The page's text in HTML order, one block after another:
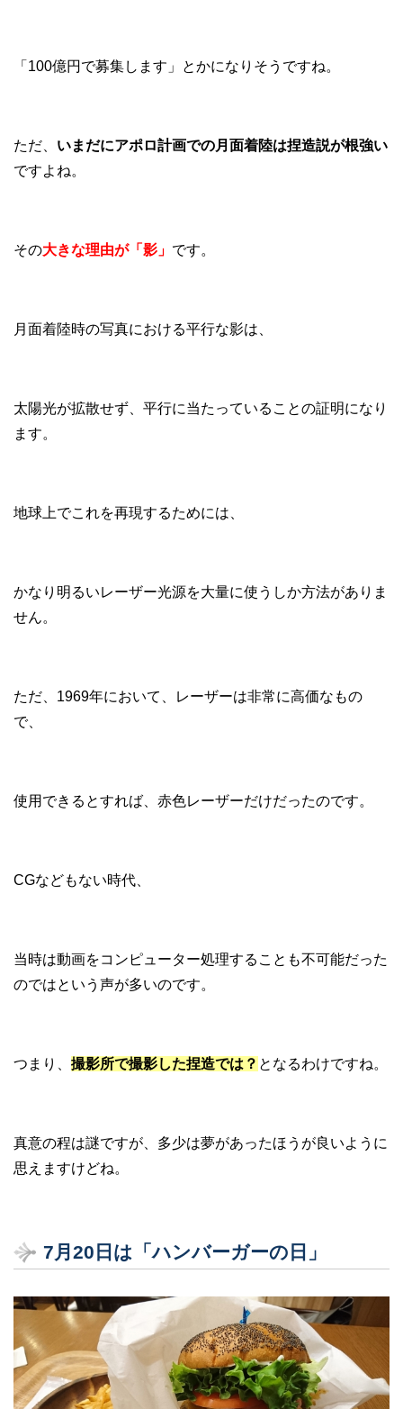
「100億円で募集します」とかになりそうですね。
ただ、 いまだにアポロ計画での月面着陸は捏造説が根強い
ですよね。
その大きな理由が「影」 です。
月面着陸時の写真における平行な影は、
太陽光が拡散せず、平行に当たっていることの証明になり
ます。
地球上でこれを再現するためには、
かなり明るいレーザー光源を大量に使うしか方法がありま
せん。
ただ、1969年において、レーザーは非常に高価なもの
で、
使用できるとすれば、赤色レーザーだけだったのです。
CGなどもない時代、
当時は動画をコンピューター処理することも不可能だった
のではという声が多いのです。
つまり、 撮影所で撮影した捏造では？ となるわけですね。
真意の程は謎ですが、多少は夢があったほうが良いように
思えますけどね。
7 月20 日は「ハンバーガーの日」